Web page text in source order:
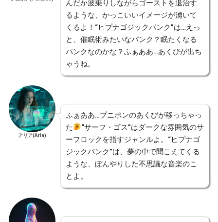
んだか波乗りしながらゴーストを退治す
るような、かっこいいイメージが湧いて
くるよ！“ヒプナゴジックパンク”は…えっ
と、催眠術みたいなパンク？眠たくなる
パンクなのかな？ふぁああ…あくびが出ち
ゃうね。
アリア(Aria)
ふぁああ…プニポンのあくびが移っちゃっ
た
“サーフ・ゴス”はダークな雰囲気のサ
ーフロックを指すジャンルよ。“ヒプナゴ
ジックパンク”は、夢の中で聞こえてくる
ような、ぼんやりした不思議な音楽のこ
とよ。